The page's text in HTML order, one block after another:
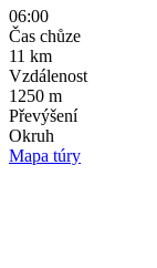
06:00
Čas chůze
11 km
Vzdálenost
1250 m
Převýšení
Okruh
Mapa túry